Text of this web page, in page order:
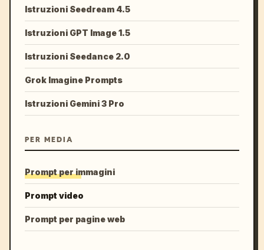
Istruzioni Seedream 4.5
Istruzioni GPT Image 1.5
Istruzioni Seedance 2.0
Grok Imagine Prompts
Istruzioni Gemini 3 Pro
PER MEDIA
Prompt per immagini
Prompt video
Prompt per pagine web